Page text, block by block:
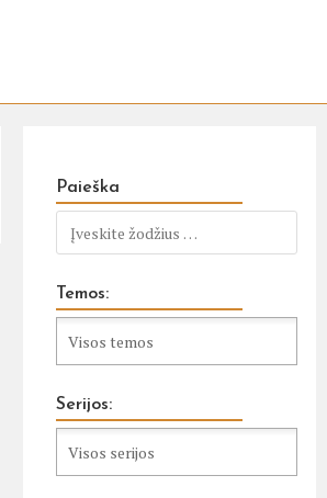
Paieška
Temos:
Serijos: